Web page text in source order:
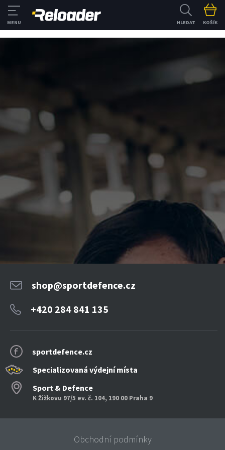
HLEDAT KOŠÍK
sportdefence.cz
Specializovaná výdejní místa
Sport & Defence
K Žižkovu 97/5 ev. č. 104, 190 00 Praha 9
shop@sportdefence.cz
+420 284 841 135
Obchodní podmínky